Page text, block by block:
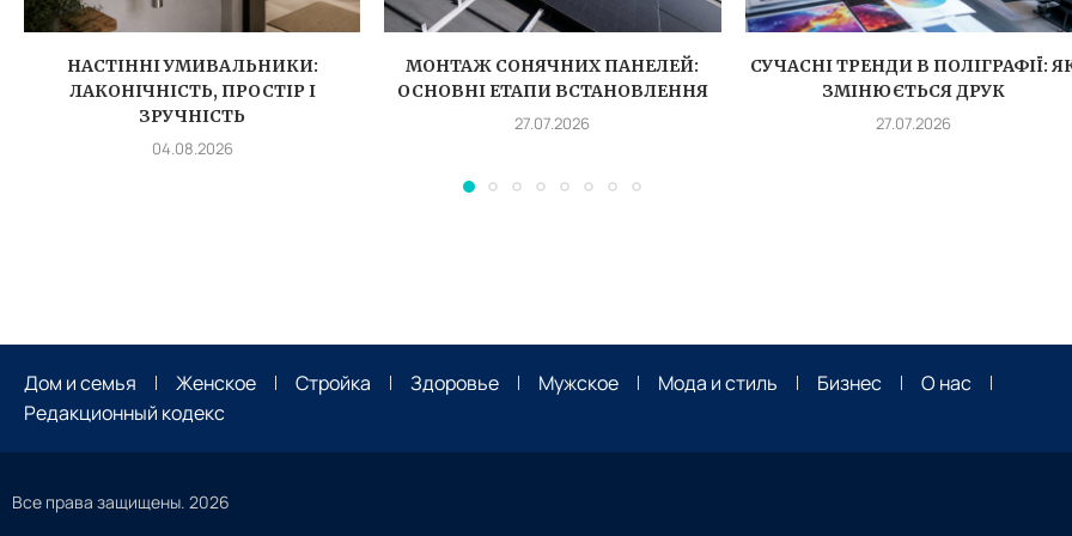
НАСТІННІ УМИВАЛЬНИКИ:
ЛАКОНІЧНІСТЬ, ПРОСТІР І
ЗРУЧНІСТЬ
04.08.2026
МОНТАЖ СОНЯЧНИХ ПАНЕЛЕЙ:
ОСНОВНІ ЕТАПИ ВСТАНОВЛЕННЯ
27.07.2026
СУЧАСНІ ТРЕНДИ В ПОЛІГРАФІЇ:
ЗМІНЮЄТЬСЯ ДРУК
27.07.2026
Дом и семья Женское Стройка Здоровье Мужское Мода и стиль Бизнес
О нас
Редакционный кодекс
Все права защищены. 2026